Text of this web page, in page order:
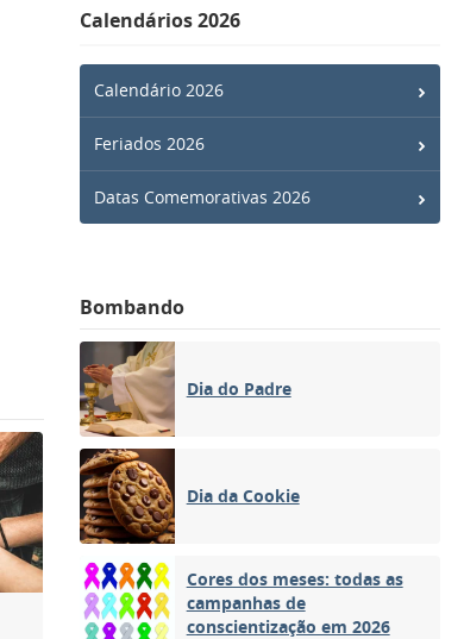
Calendários 2026
Calendário 2026
Feriados 2026
Datas Comemorativas 2026
Bombando
Dia do Padre
Dia da Cookie
Cores dos meses: todas as
campanhas de
conscientização em 2026